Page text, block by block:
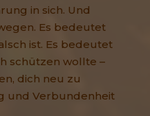
in sich. Und
Es bedeutet
ist. Es bedeutet
schützen wollte –
dich neu zu
und Verbundenheit